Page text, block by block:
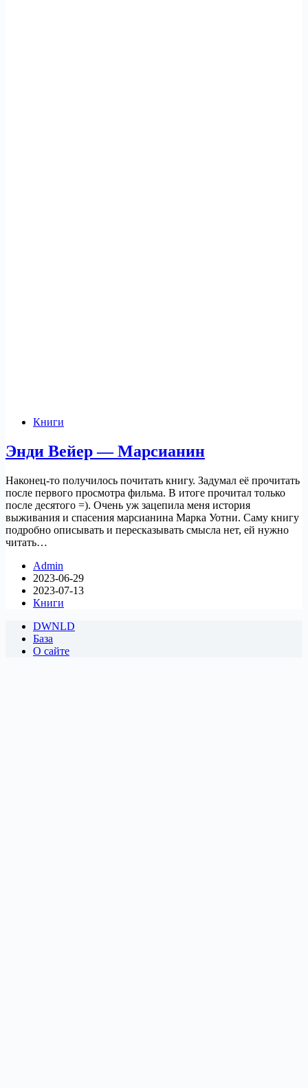
Книги
Энди Вейер — Марсианин
Наконец-то получилось почитать книгу. Задумал её прочитать
после первого просмотра фильма. В итоге прочитал только
после десятого =). Очень уж зацепила меня история
выживания и спасения марсианина Марка Уотни. Саму книгу
подробно описывать и пересказывать смысла нет, ей нужно
читать…
Admin
2023-06-29
2023-07-13
Книги
DWNLD
База
О сайте